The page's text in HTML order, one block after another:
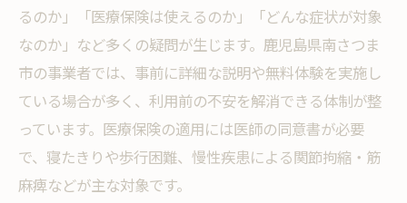
るのか」「医療保険は使えるのか」「どんな症状が対象
なのか」など多くの疑問が生じます。鹿児島県南さつま
市の事業者では、事前に詳細な説明や無料体験を実施し
ている場合が多く、利用前の不安を解消できる体制が整
っています。医療保険の適用には医師の同意書が必要
で、寝たきりや歩行困難、慢性疾患による関節拘縮・筋
麻痺などが主な対象です。